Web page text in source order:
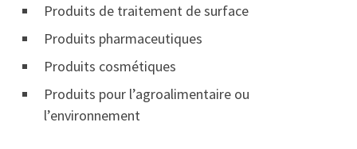
Produits de traitement de surface
Produits pharmaceutiques
Produits cosmétiques
Produits pour l’agroalimentaire ou
l’environnement